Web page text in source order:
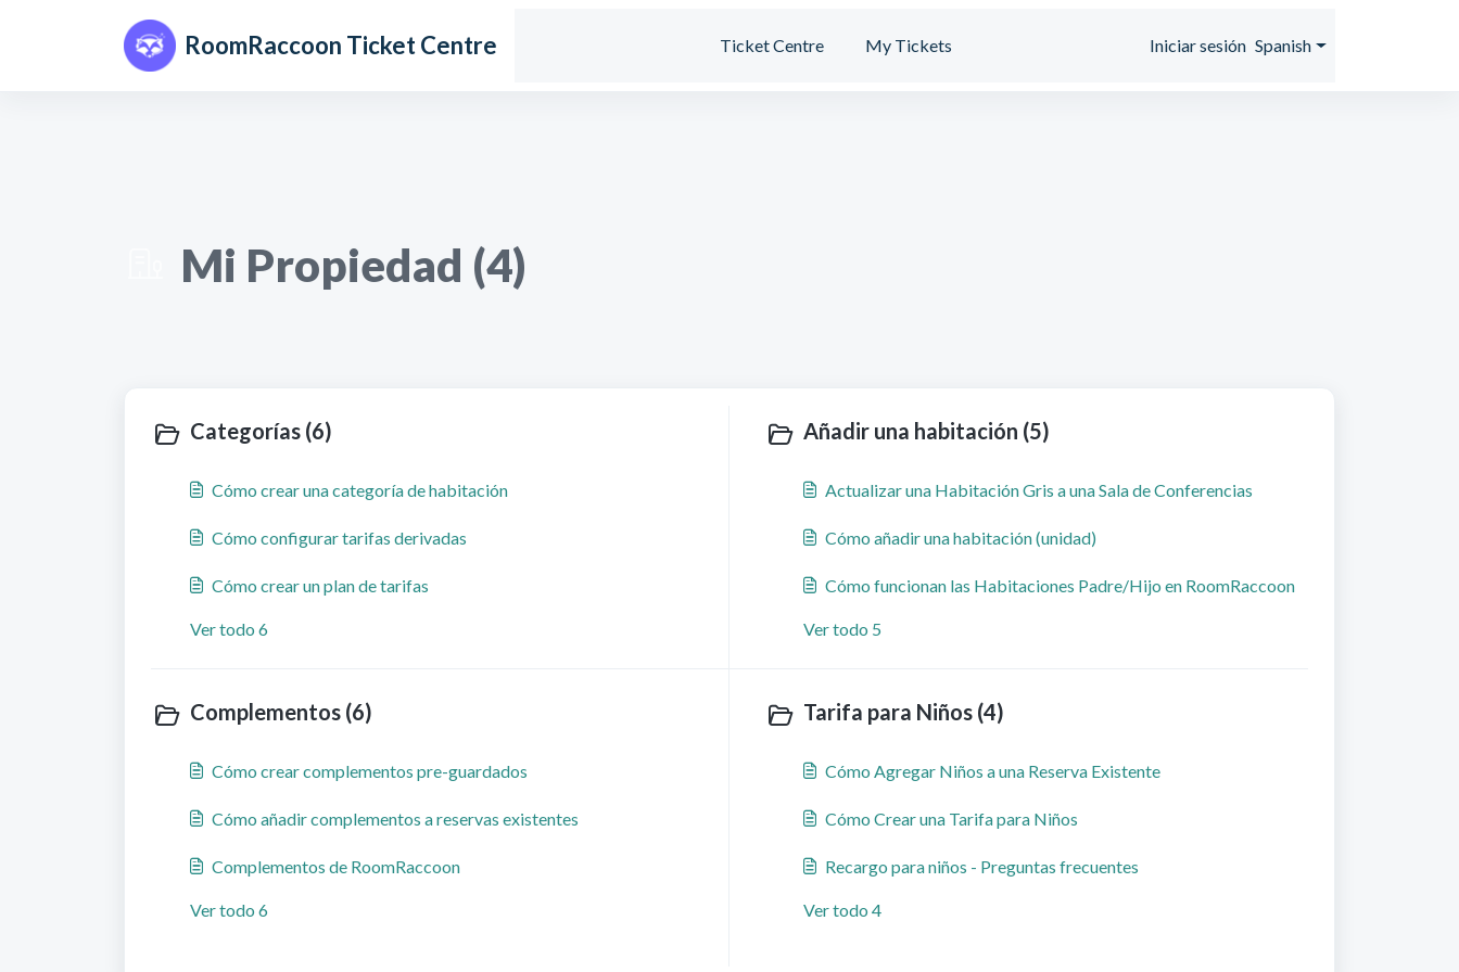
RoomRaccoon Ticket Centre Ticket Centre My Tickets Iniciar sesión Spanish
Mi Propiedad (4)
Categorías (6)
Cómo crear una categoría de habitación
Cómo configurar tarifas derivadas
Cómo crear un plan de tarifas
Ver todo 6
Añadir una habitación (5)
Actualizar una Habitación Gris a una Sala de Conferencias
Cómo añadir una habitación (unidad)
Cómo funcionan las Habitaciones Padre/Hijo en RoomRaccoon
Ver todo 5
Complementos (6)
Cómo crear complementos pre-guardados
Cómo añadir complementos a reservas existentes
Complementos de RoomRaccoon
Ver todo 6
Tarifa para Niños (4)
Cómo Agregar Niños a una Reserva Existente
Cómo Crear una Tarifa para Niños
Recargo para niños - Preguntas frecuentes
Ver todo 4